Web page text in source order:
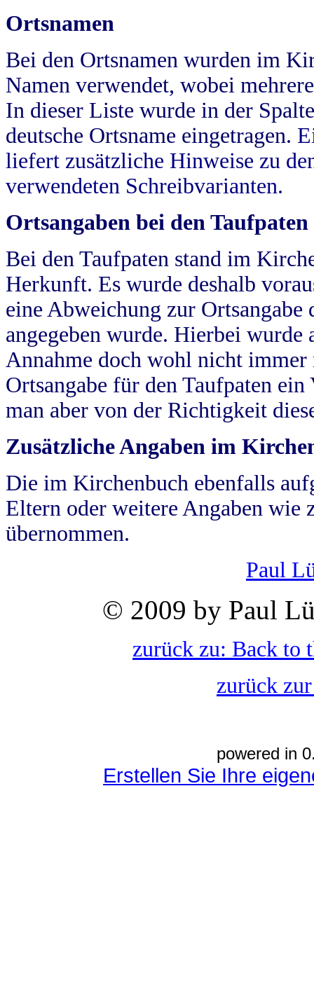
Ortsnamen
Bei den Ortsnamen wurden im
Namen verwendet, wobei
In dieser Liste wurde in der
deutsche Ortsname eingetragen.
liefert zusätzliche Hinweise zu
verwendeten Schreibvarianten.
Ortsangaben bei den Taufpaten
Bei den Taufpaten stand im
Herkunft. Es wurde deshalb
eine Abweichung zur
angegeben wurde. Hierbei wurde
Annahme doch wohl nicht
Ortsangabe für den Taufpaten
man aber von der Richtigkeit
Zusätzliche Angaben im
Die im Kirchenbuch ebenfalls
Eltern oder weitere Angaben wie
übernommen.
Paul
© 2009 by Paul
zurück zu: Back to
zurück
powered in
Erstellen Sie Ihre